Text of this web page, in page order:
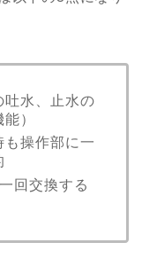
吐水、止水の
）
操作部に一
回交換する